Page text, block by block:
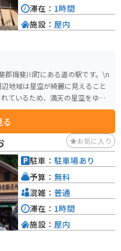
郡揖斐川町にある道の駅です。\n
地域は星空が綺麗に見えること
ているため、満天の星空をゆっ
空撮影が趣味の方にもおすすめ
里物産館」では、地元で採れた
、揖斐川町は柿の産地として有
その他にも、地元産の食材を使
最適な商品が数多く取り揃えら
駅には広い駐車場が完備されて
す。揖斐川町周辺は、山間部の
じられる景観の良いルートな
さんあります。道の駅 星のふる
するツーリングを楽しんでみては
る
滞在： 1時間
施設： 屋内
お気に入り
駐車： 駐車場あり
予算： 無料
混雑： 普通
滞在： 1時間
施設： 屋内